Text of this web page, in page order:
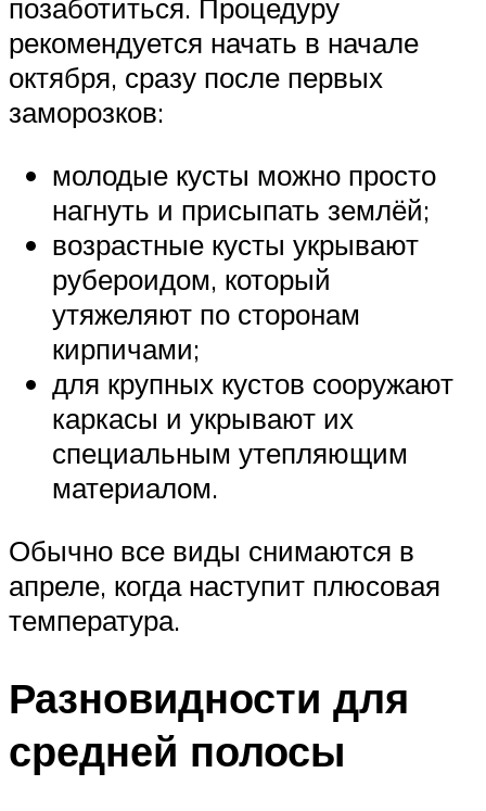
позаботиться. Процедуру
рекомендуется начать в начале
октября, сразу после первых
заморозков:
молодые кусты можно просто
нагнуть и присыпать землёй;
возрастные кусты укрывают
рубероидом, который
утяжеляют по сторонам
кирпичами;
для крупных кустов сооружают
каркасы и укрывают их
специальным утепляющим
материалом.
Обычно все виды снимаются в
апреле, когда наступит плюсовая
температура.
Разновидности для
средней полосы